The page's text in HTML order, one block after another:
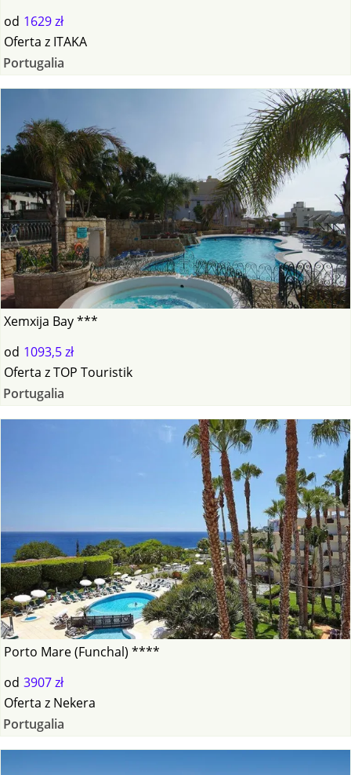
od 1629 zł
Oferta z ITAKA
Portugalia
Xemxija Bay ***
od 1093,5 zł
Oferta zTOP Touristik
Portugalia
Porto Mare (Funchal) ****
od 3907 zł
Oferta z Nekera
Portugalia